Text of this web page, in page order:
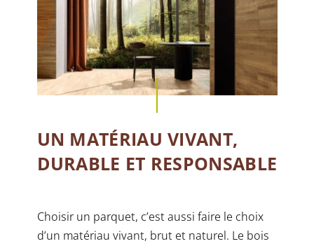
UN MATÉRIAU VIVANT,
DURABLE ET RESPONSABLE
Choisir un parquet, c’est aussi faire le choix
d’un matériau vivant, brut et naturel. Le bois